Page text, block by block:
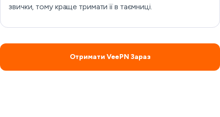
звички, тому краще тримати її в таємниці.
Отримати VeePN Зараз